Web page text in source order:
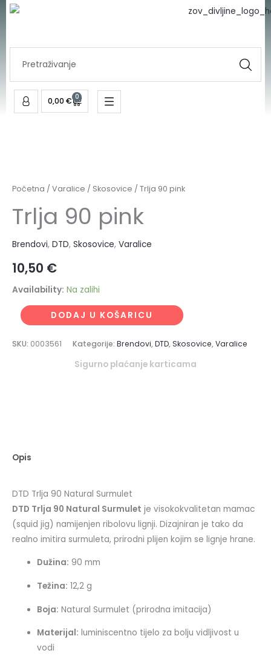
Skip
0,00 € 0
Cart
Početna / Varalice / Skosovice / Trlja 90 pink
Trlja 90 pink
Brendovi, DTD, Skosovice, Varalice
10,50 €
Availability: Na zalihi
pink
DODAJ U KOŠARICU
SKU: 0003561 Kategorije: Brendovi,DTD,Skosovice,Varalice
Sigurno plaćanje karticama
Opis
DTD Trlja 90 Natural Surmulet
DTD Trlja 90 Natural Surmulet je visokokvalitetan mamac
(squid jig) namijenjen ribolovu lignji. Dizajniran je tako da
realno imitira surmuleta, prirodni plijen kojim se lignje hrane.
Dužina: 90 mm
Težina: 12,2 g
Boja: Natural Surmulet (prirodna imitacija)
Materijal: luminiscentno tijelo za bolju vidljivost u
vodi
količina